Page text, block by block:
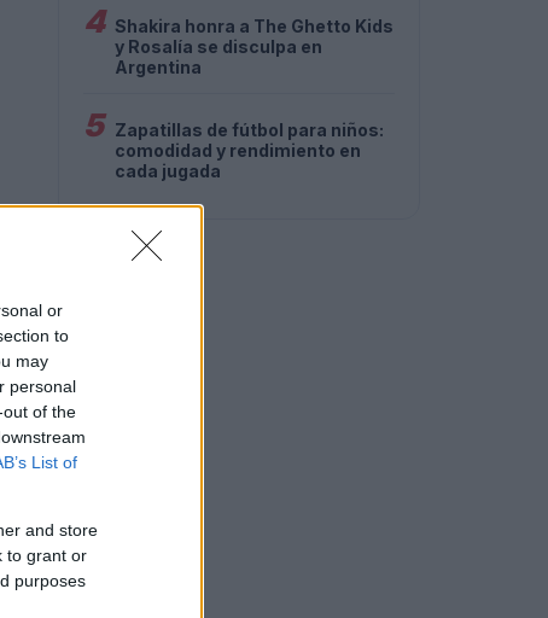
or
to
may
personal
of the
List of
and store
to grant or
purposes
4 Shakira honra a The Ghetto Kids
y Rosalía se disculpa en
Argentina
5 Zapatillas de fútbol para niños:
comodidad y rendimiento en
cada jugada